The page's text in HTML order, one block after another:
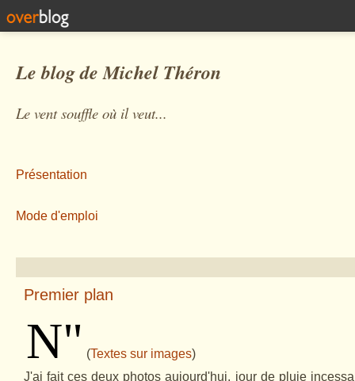
Le blog de Michel Théron
Le vent souffle où il veut...
Présentation
Mode d'emploi
Premier plan
N" (Textes sur images)
J'ai fait ces deux photos aujourd'hui, jour de pluie